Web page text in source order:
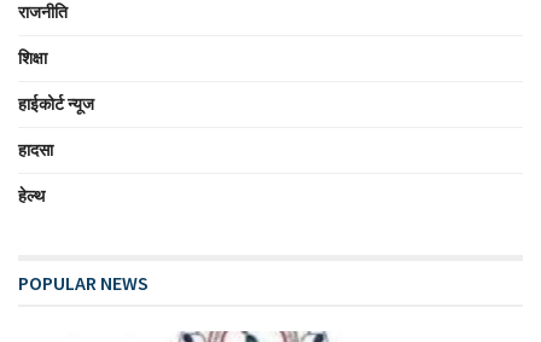
राजनीति
शिक्षा
हाईकोर्ट न्यूज
हादसा
हेल्थ
POPULAR NEWS